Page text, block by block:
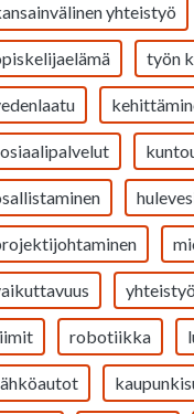
yhteistyö
työn
yhteistyö
robotiikka